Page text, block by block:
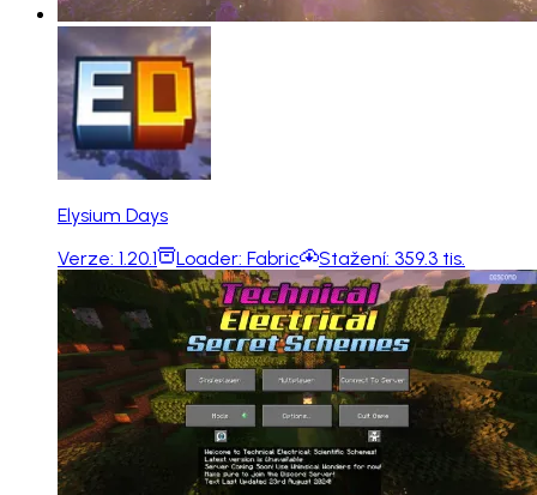
Elysium Days
Verze: 1.20.1 Loader: Fabric Stažení: 359.3 tis.